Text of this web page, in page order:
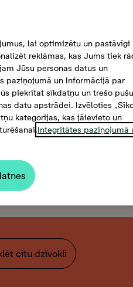
62,1 m²
citu dzīvokli
lai optimizētu un pastāvīgi
reklāmas, kas Jums tiek
Jūsu personas datus un
paziņojumā un Informācijā par
piekrītat sīkdatņu un trešo pušu
datu apstrādei. Izvēloties
kategorijas, kas jāievieto un
Integritātes paziņojumā